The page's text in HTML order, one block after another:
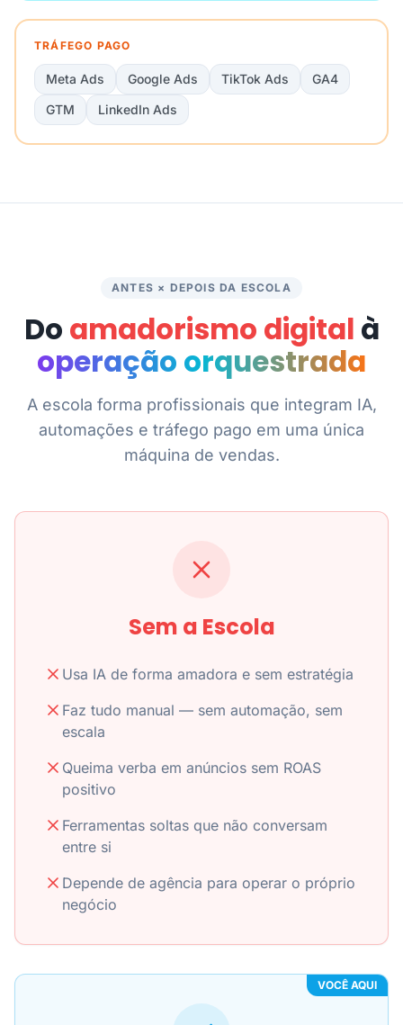
TRÁFEGO PAGO
Meta Ads Google Ads TikTok Ads
GA4
GTM
LinkedIn Ads
ANTES × DEPOIS DA ESCOLA
Do amadorismo digital à
operação orquestrada
A escola forma profissionais que integram IA,
automações e tráfego pago em uma única
máquina de vendas.
Sem a Escola
Usa IA de forma amadora e sem estratégia
Faz tudo manual — sem automação, sem
escala
Queima verba em anúncios sem ROAS
positivo
Ferramentas soltas que não conversam
entre si
Depende de agência para operar o próprio
negócio
VOCÊ AQUI